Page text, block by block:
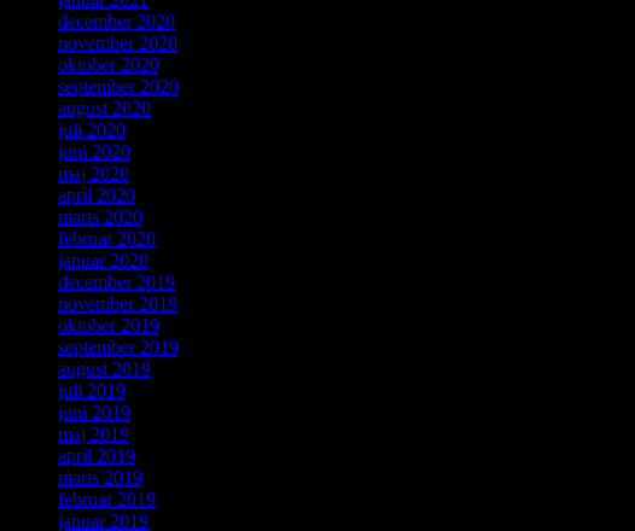
december 2020
november 2020
oktober 2020
september 2020
august 2020
juli 2020
juni 2020
maj 2020
april 2020
marts 2020
februar 2020
januar 2020
december 2019
november 2019
oktober 2019
september 2019
august 2019
juli 2019
juni 2019
maj 2019
april 2019
marts 2019
februar 2019
januar 2019